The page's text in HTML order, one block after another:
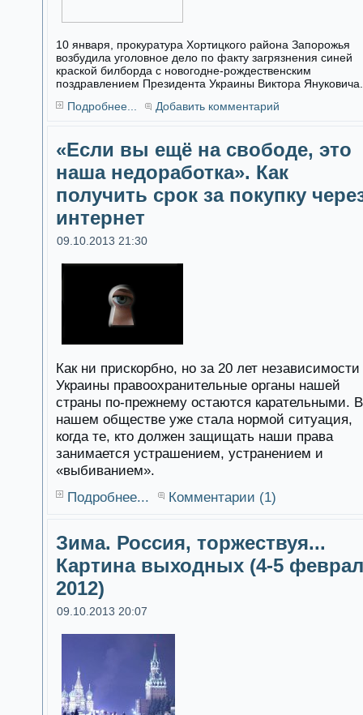
10 января, прокуратура Хортицкого района Запорожья
возбудила уголовное дело по факту загрязнения синей
краской билборда с новогодне-рождественским
поздравлением Президента Украины Виктора Януковича.
Подробнее...
Добавить комментарий
«Если вы ещё на свободе, это
наша недоработка». Как
получить срок за покупку
интернет
09.10.2013 21:30
Как ни прискорбно, но за 20 лет независимости
Украины правоохранительные органы нашей
страны по-прежнему остаются карательными. В
нашем обществе уже стала нормой ситуация,
когда те, кто должен защищать наши права
занимается устрашением, устранением и
«выбиванием».
Подробнее...
Комментарии (1)
Зима. Россия, торжествуя...
Картина выходных (4-5
2012)
09.10.2013 20:07